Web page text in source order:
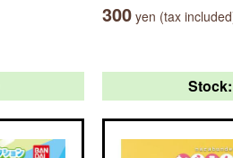
300 yen (tax